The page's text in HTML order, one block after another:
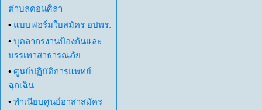
ตำบลดอนศิลา
• แบบฟอร์มใบสมัคร อปพร.
• บุคลากรงานป้องกันและ
บรรเทาสาธารณภัย
• ศูนย์ปฏิบัติการแพทย์
ฉุกเฉิน
• ทำเนียบศูนย์อาสาสมัคร